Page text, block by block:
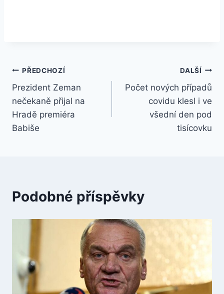
Navigace
pro
příspěvek
PŘEDCHOZÍ
Prezident Zeman
nečekaně přijal na
Hradě premiéra
Babiše
DALŠÍ
Počet nových případů
covidu klesl i ve
všední den pod
tisícovku
Podobné příspěvky